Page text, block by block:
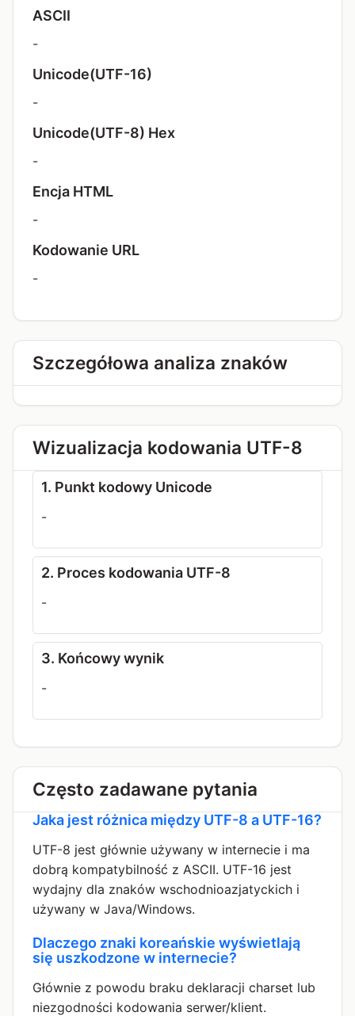
ASCII
-
Unicode(UTF-16)
-
Unicode(UTF-8) Hex
-
Encja HTML
-
Kodowanie URL
-
Szczegółowa analiza znaków
Wizualizacja kodowania UTF-8
1. Punkt kodowy Unicode
-
2. Proces kodowania UTF-8
-
3. Końcowy wynik
-
Często zadawane pytania
Jaka jest różnica między UTF-8 a UTF-16?
UTF-8 jest głównie używany w internecie i ma
dobrą kompatybilność z ASCII. UTF-16 jest
wydajny dla znaków wschodnioazjatyckich i
używany w Java/Windows.
Dlaczego znaki koreańskie wyświetlają
się uszkodzone w internecie?
Głównie z powodu braku deklaracji charset lub
niezgodności kodowania serwer/klient.